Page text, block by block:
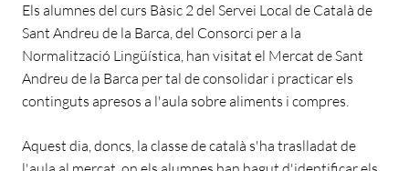
Els alumnes del curs Bàsic 2 del Servei Local de Català de
Sant Andreu de la Barca, del Consorci per a la
Normalització Lingüística, han visitat el Mercat de Sant
Andreu de la Barca per tal de consolidar i practicar els
continguts apresos a l'aula sobre aliments i compres.
Aquest dia, doncs, la classe de català s'ha traslladat de